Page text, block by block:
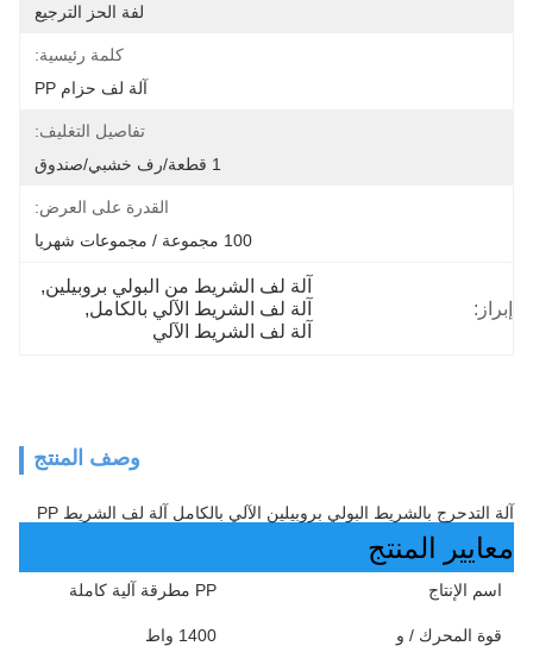
لفة الحز الترجيع
كلمة رئيسية:
آلة لف حزام PP
تفاصيل التغليف:
1 قطعة/رف خشبي/صندوق
القدرة على العرض:
100 مجموعة / مجموعات شهريا
إبراز:
آلة لف الشريط من البولي بروبيلين,
آلة لف الشريط الآلي بالكامل,
آلة لف الشريط الآلي
وصف المنتج
آلة التدحرج بالشريط البولي بروبيلين الآلي بالكامل آلة لف الشريط PP
معايير المنتج
اسم الإنتاج PP مطرقة آلية كاملة
قوة المحرك / و 1400 واط